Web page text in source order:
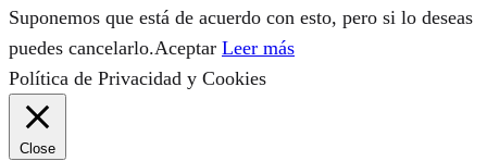
Suponemos que está de acuerdo con esto, pero si lo deseas
puedes cancelarlo.Aceptar Leer más
Política de Privacidad y Cookies
Close